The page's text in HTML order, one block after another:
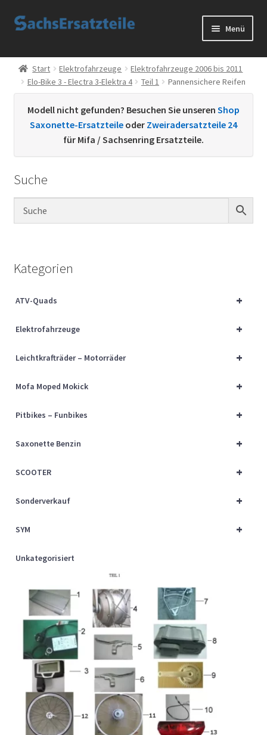
Zur
Zum
Menü
Start
AGB
Datenschutzerklärung
Kontakt
Sachs Ersatzteile
Über uns
Start Elektrofahrzeuge
Elektrofahrzeuge 2006 bis 2011
Elo-Bike 3 - Electra 3-Elektra 4
Teil 1 Pannensichere Reifen
Modell nicht gefunden? Besuchen Sie unseren Shop
Saxonette-Ersatzteile oder Zweiradersatzteile 24
für Mifa / Sachsenring Ersatzteile.
Suche
Kategorien
+
ATV-Quads
+
Elektrofahrzeuge
+
Leichtkrafträder – Motorräder
+
Mofa Moped Mokick
+
Pitbikes – Funbikes
+
Saxonette Benzin
+
SCOOTER
+
Sonderverkauf
+
SYM
Unkategorisiert